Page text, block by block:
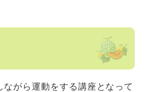
ながら運動をする講座となって